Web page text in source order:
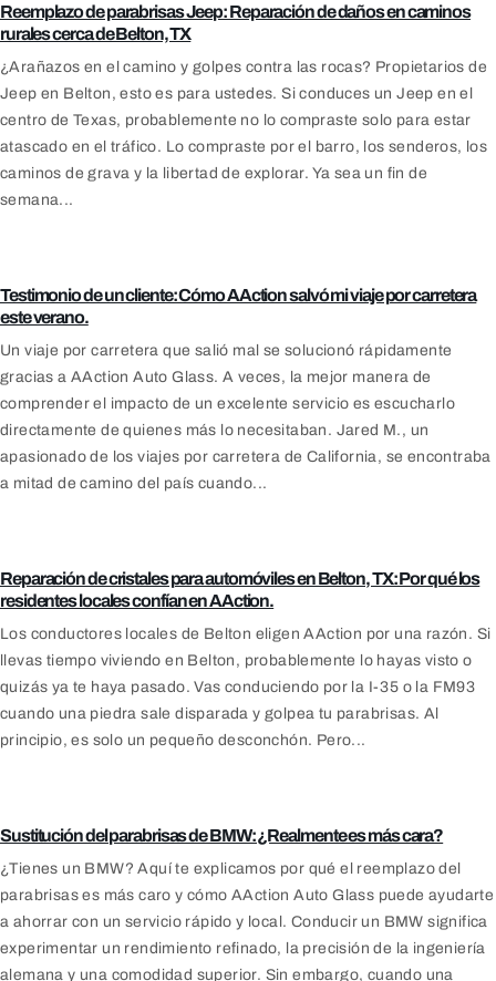
Reemplazo de parabrisas Jeep: Reparación de daños en caminos
rurales cerca de Belton, TX
¿Arañazos en el camino y golpes contra las rocas? Propietarios de
Jeep en Belton, esto es para ustedes. Si conduces un Jeep en el
centro de Texas, probablemente no lo compraste solo para estar
atascado en el tráfico. Lo compraste por el barro, los senderos, los
caminos de grava y la libertad de explorar. Ya sea un fin de
semana...
Testimonio de un cliente: Cómo AAction salvó mi viaje por carretera
este verano.
Un viaje por carretera que salió mal se solucionó rápidamente
gracias a AAction Auto Glass. A veces, la mejor manera de
comprender el impacto de un excelente servicio es escucharlo
directamente de quienes más lo necesitaban. Jared M., un
apasionado de los viajes por carretera de California, se encontraba
a mitad de camino del país cuando...
Reparación de cristales para automóviles en Belton, TX: Por qué los
residentes locales confían en AAction.
Los conductores locales de Belton eligen AAction por una razón. Si
llevas tiempo viviendo en Belton, probablemente lo hayas visto o
quizás ya te haya pasado. Vas conduciendo por la I-35 o la FM93
cuando una piedra sale disparada y golpea tu parabrisas. Al
principio, es solo un pequeño desconchón. Pero...
Sustitución del parabrisas de BMW: ¿Realmente es más cara?
¿Tienes un BMW? Aquí te explicamos por qué el reemplazo del
parabrisas es más caro y cómo AAction Auto Glass puede ayudarte
a ahorrar con un servicio rápido y local. Conducir un BMW significa
experimentar un rendimiento refinado, la precisión de la ingeniería
alemana y una comodidad superior. Sin embargo, cuando una